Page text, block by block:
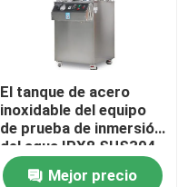
El tanque de acero
inoxidable del equipo
de prueba de inmersión
del agua IPX8 SUS304
Mejor precio